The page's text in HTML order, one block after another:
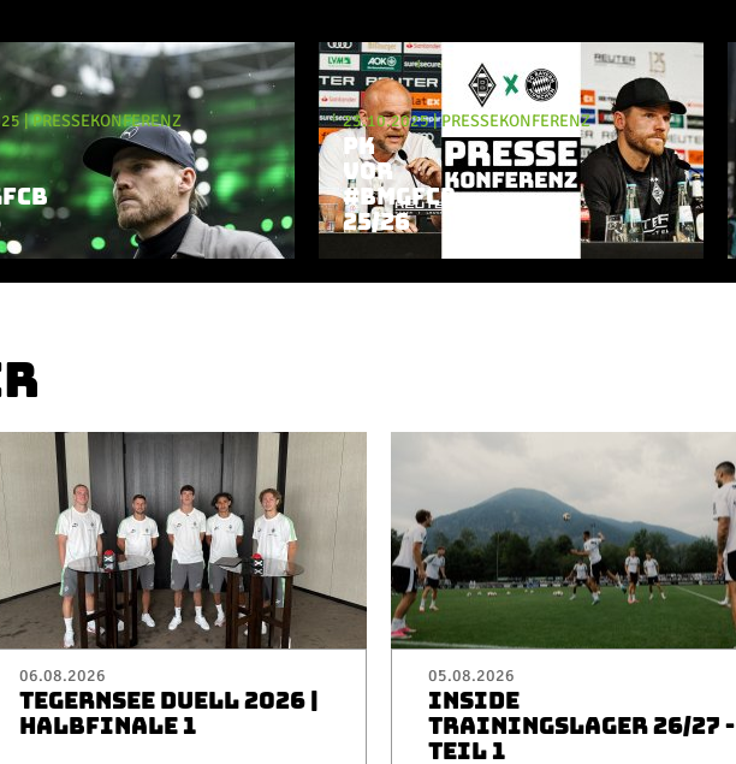
|PRESSEKONFERENZ 23.10.2025|PRESSEKONFERENZ
PK
VOR
#BMGFCB
25/26
06.08.2026
TEGERNSEE DUELL 2026 |
HALBFINALE 1
05.08.2026
INSIDE
TRAININGSLAGER 26/27 -
TEIL 1